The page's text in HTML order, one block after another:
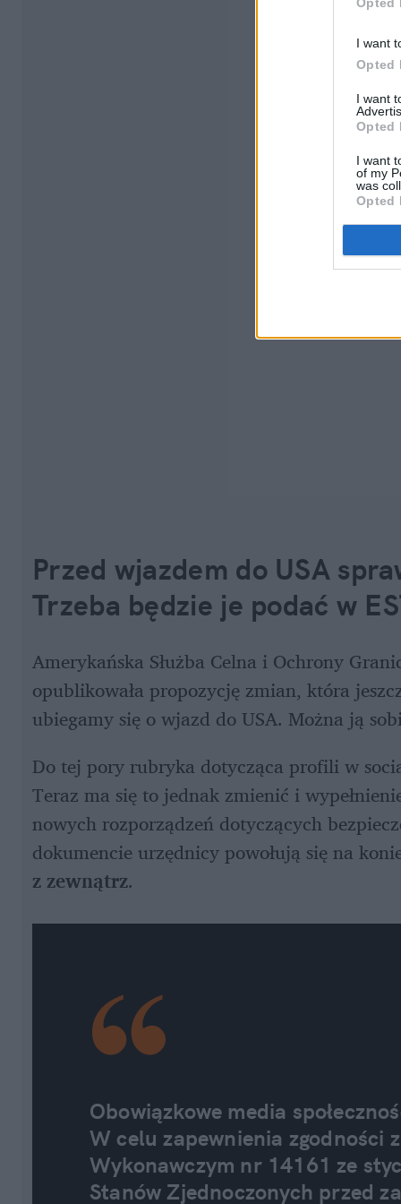
I want
Opted
I want
Opted
I want
of my
was
Opted
Przed wjazdem do USA
Trzeba będzie je podać w
Amerykańska Służba Celna i Ochrony
opublikowała propozycję zmian, która
ubiegamy się o wjazd do USA. Można ją
Do tej pory rubryka dotycząca profili w
Teraz ma się to jednak zmienić i
nowych rozporządzeń dotyczących
dokumencie urzędnicy powołują się na
z zewnątrz.
W celu zapewnienia zgodności
Wykonawczym nr 14161 ze
Stanów Zjednoczonych przed